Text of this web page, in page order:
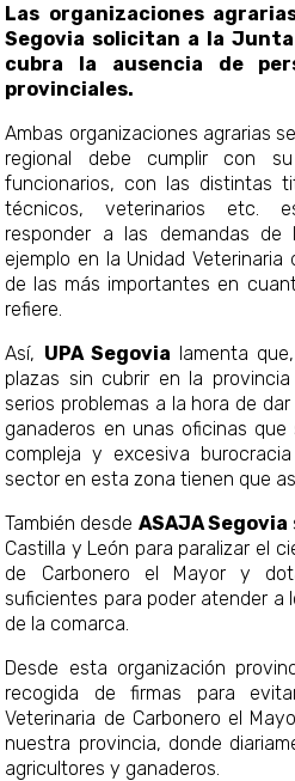
Las organizaciones
Segovia solicitan a la
cubra la ausencia de
provinciales.
Ambas organizaciones agrarias
regional debe cumplir con
funcionarios, con las distintas
técnicos, veterinarios etc.
responder a las demandas de
ejemplo en la Unidad Veterinaria
de las más importantes en
refiere.
Así, UPA Segovia lamenta
plazas sin cubrir en la
serios problemas a la hora de
ganaderos en unas oficinas
compleja y excesiva
sector en esta zona tienen que
También desde ASAJA Segovia
Castilla y León para paralizar el
de Carbonero el Mayor y
suficientes para poder atender a
de la comarca.
Desde esta organización
recogida de firmas para
Veterinaria de Carbonero el
nuestra provincia, donde
agricultores y ganaderos.